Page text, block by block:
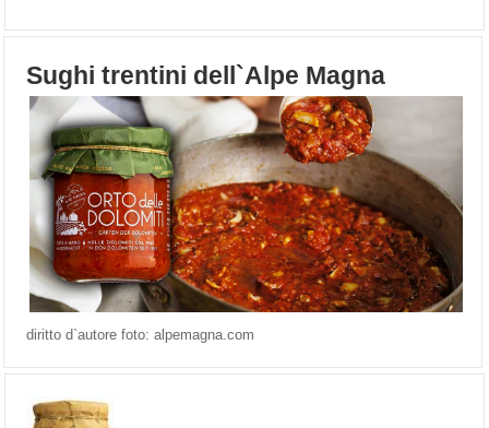
Sughi trentini dell`Alpe Magna
diritto d`autore foto: alpemagna.com